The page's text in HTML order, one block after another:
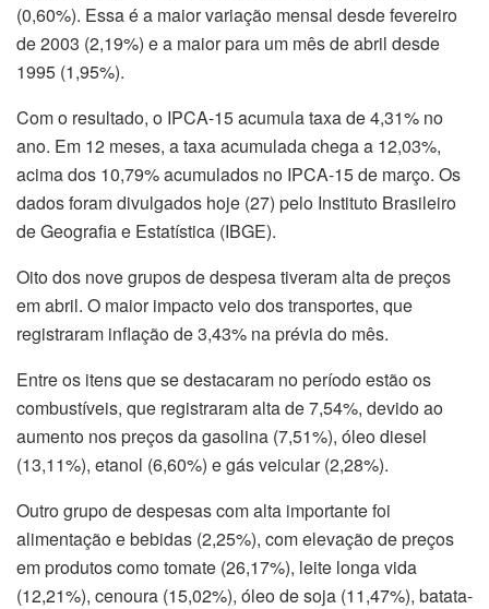
(0,60%). Essa é a maior variação mensal desde fevereiro
de 2003 (2,19%) e a maior para um mês de abril desde
1995 (1,95%).
Com o resultado, o IPCA-15 acumula taxa de 4,31% no
ano. Em 12 meses, a taxa acumulada chega a 12,03%,
acima dos 10,79% acumulados no IPCA-15 de março. Os
dados foram divulgados hoje (27) pelo Instituto Brasileiro
de Geografia e Estatística (IBGE).
Oito dos nove grupos de despesa tiveram alta de preços
em abril. O maior impacto veio dos transportes, que
registraram inflação de 3,43% na prévia do mês.
Entre os itens que se destacaram no período estão os
combustíveis, que registraram alta de 7,54%, devido ao
aumento nos preços da gasolina (7,51%), óleo diesel
(13,11%), etanol (6,60%) e gás veicular (2,28%).
Outro grupo de despesas com alta importante foi
alimentação e bebidas (2,25%), com elevação de preços
em produtos como tomate (26,17%), leite longa vida
(12,21%), cenoura (15,02%), óleo de soja (11,47%), batata-